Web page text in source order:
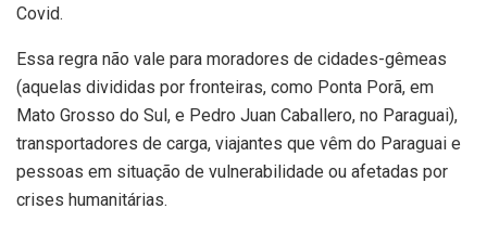
Covid.
Essa regra não vale para moradores de cidades-gêmeas
(aquelas divididas por fronteiras, como Ponta Porã, em
Mato Grosso do Sul, e Pedro Juan Caballero, no Paraguai),
transportadores de carga, viajantes que vêm do Paraguai e
pessoas em situação de vulnerabilidade ou afetadas por
crises humanitárias.